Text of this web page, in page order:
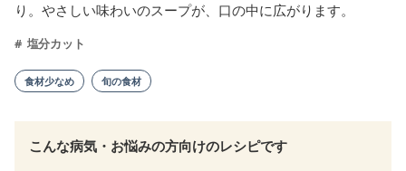
り。やさしい味わいのスープが、口の中に広がります。
塩分カット
食材少なめ 旬の食材
こんな病気・お悩みの方向けのレシピです